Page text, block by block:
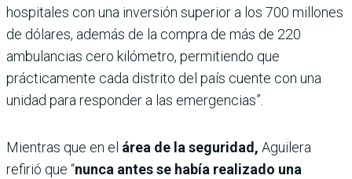
hospitales con una inversión superior a los 700 millones
de dólares, además de la compra de más de 220
ambulancias cero kilómetro, permitiendo que
prácticamente cada distrito del país cuente con una
unidad para responder a las emergencias”.
Mientras que en el área de la seguridad, Aguilera
refirió que “nunca antes se había realizado una